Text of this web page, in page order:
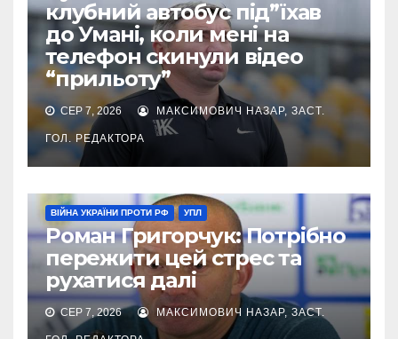
клубний автобус під”їхав
до Умані, коли мені на
телефон скинули відео
“прильоту”
СЕР 7, 2026 МАКСИМОВИЧ НАЗАР, ЗАСТ.
ГОЛ. РЕДАКТОРА
ВІЙНА УКРАЇНИ ПРОТИ РФ УПЛ
Роман Григорчук: Потрібно
пережити цей стрес та
рухатися далі
СЕР 7, 2026 МАКСИМОВИЧ НАЗАР, ЗАСТ.